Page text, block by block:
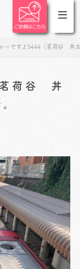
ーですよ5444（茗荷谷 丼
荷谷 丼